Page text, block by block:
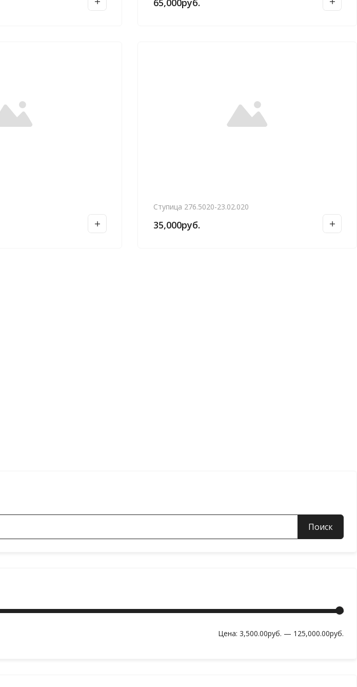
65,000руб.
Ступица 276.5020-23.02.020
35,000руб.
Цена: 3,500.00руб. — 125,000.00руб.